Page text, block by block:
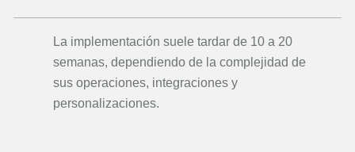
La implementación suele tardar de 10 a 20
semanas, dependiendo de la complejidad de
sus operaciones, integraciones y
personalizaciones.